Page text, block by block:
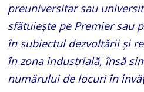
preuniversitar sau
sfătuiește pe Premier sau
în subiectul dezvoltării și
în zona industrială, însă
numărului de locuri în